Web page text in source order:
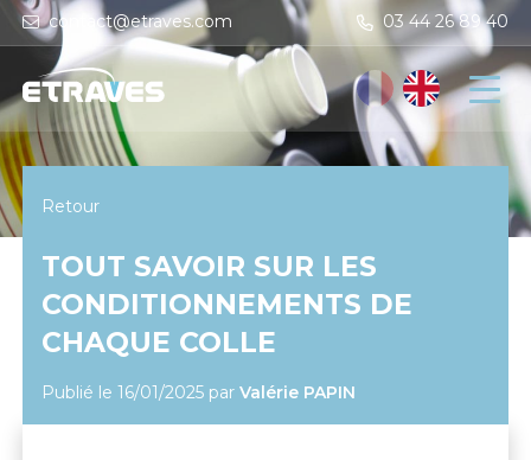
contact@etraves.com 03 44 26 89 40
Retour
TOUT SAVOIR SUR LES
CONDITIONNEMENTS DE
CHAQUE COLLE
Publié le 16/01/2025 parValérie PAPIN